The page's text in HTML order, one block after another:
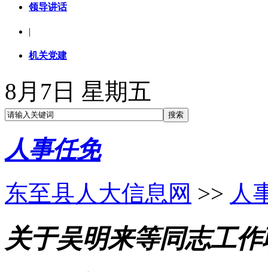
领导讲话
|
机关党建
8月7日 星期五
人事任免
东至县人大信息网 >> 人
关于吴明来等同志工